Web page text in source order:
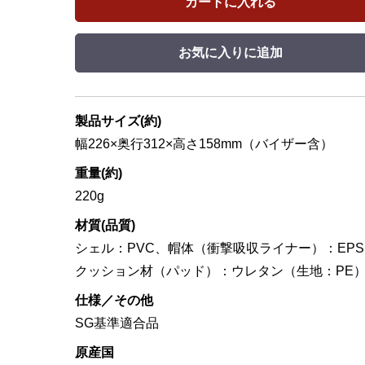
お気に入りに追加
製品サイズ(約)
幅226×奥行312×高さ158mm（バイザー含）
重量(約)
220g
材質(品質)
シェル：PVC、帽体（衝撃吸収ライナー）：
クッション材（パッド）：ウレタン（生地：PE
仕様／その他
SG基準適合品
原産国